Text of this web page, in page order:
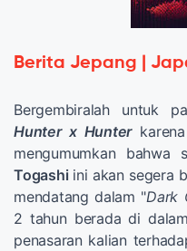
Berita Jepang |
Bergembiralah untuk
Hunter x Hunterkarena
mengumumkan bahwa
Togashi ini akan segera
mendatang dalam "Dark
2 tahun berada di
penasaran kalian